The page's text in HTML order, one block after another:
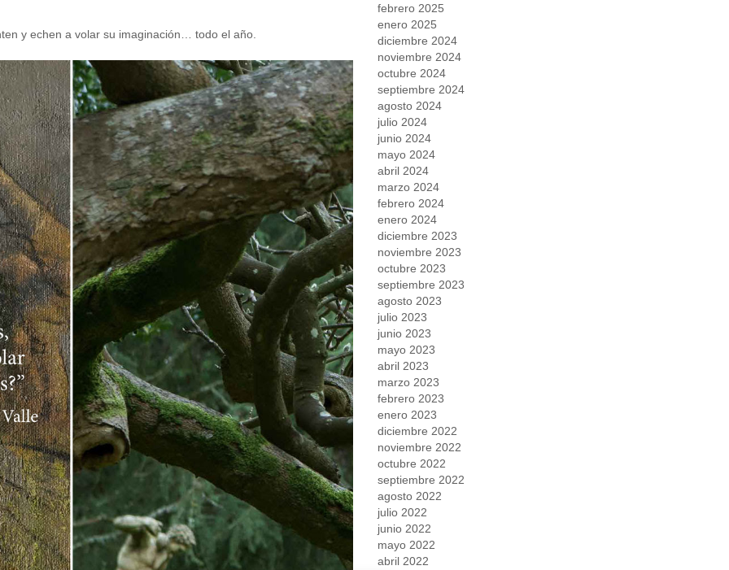
y echen a volar su imaginación… todo el año.
febrero 2025
enero 2025
diciembre 2024
noviembre 2024
octubre 2024
septiembre 2024
agosto 2024
julio 2024
junio 2024
mayo 2024
abril 2024
marzo 2024
febrero 2024
enero 2024
diciembre 2023
noviembre 2023
octubre 2023
septiembre 2023
agosto 2023
julio 2023
junio 2023
mayo 2023
abril 2023
marzo 2023
febrero 2023
enero 2023
diciembre 2022
noviembre 2022
octubre 2022
septiembre 2022
agosto 2022
julio 2022
junio 2022
mayo 2022
abril 2022